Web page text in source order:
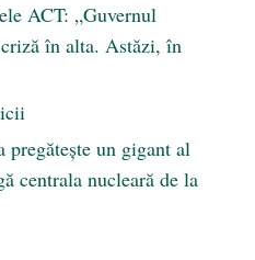
ACT: „Guvernul
în alta. Astăzi, în
pregătește un gigant al
centrala nucleară de la